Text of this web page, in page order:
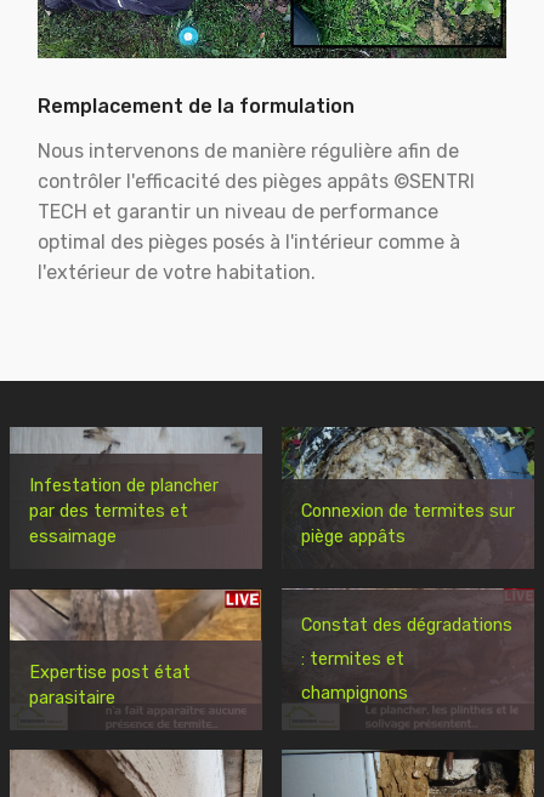
Remplacement de la formulation
Nous intervenons de manière régulière afin de
contrôler l'efficacité des pièges appâts ©SENTRI
TECH et garantir un niveau de performance
optimal des pièges posés à l'intérieur comme à
l'extérieur de votre habitation.
Infestation de plancher
par des termites et
essaimage
Connexion de termites sur
piège appâts
Expertise post état
parasitaire
Constat des dégradations
: termites et
champignons